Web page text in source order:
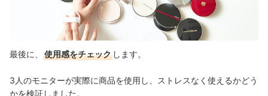
最後に、 使用感をチェック します。
3人のモニターが実際に商品を使用し、ストレスなく使えるかどう
かを検証しました。